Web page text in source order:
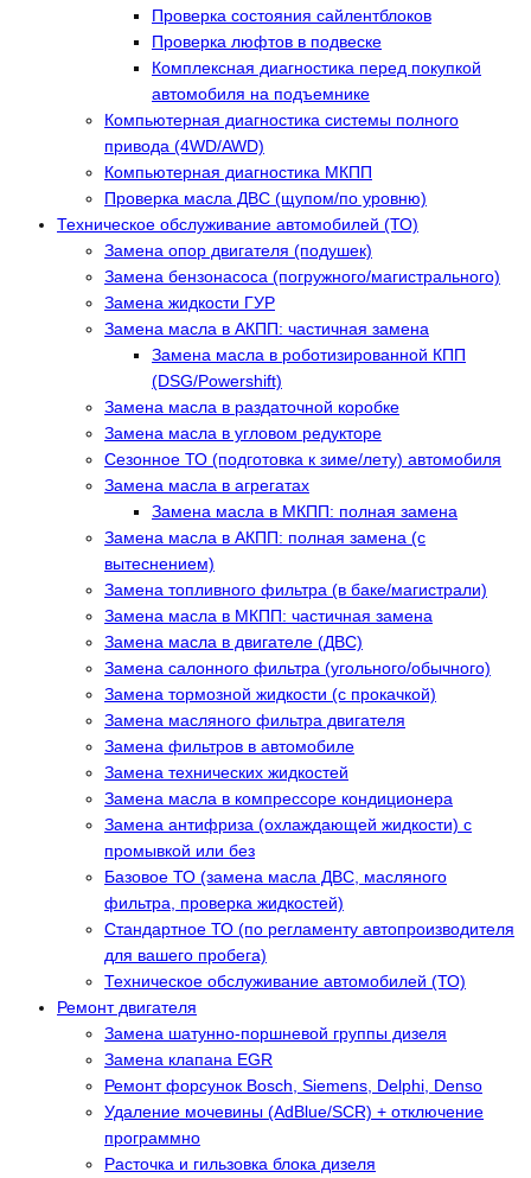
Проверка состояния сайлентблоков
Проверка люфтов в подвеске
Комплексная диагностика перед покупкой
автомобиля на подъемнике
Компьютерная диагностика системы полного
привода (4WD/AWD)
Компьютерная диагностика МКПП
Проверка масла ДВС (щупом/по уровню)
Техническое обслуживание автомобилей (ТО)
Замена опор двигателя (подушек)
Замена бензонасоса (погружного/магистрального)
Замена жидкости ГУР
Замена масла в АКПП: частичная замена
Замена масла в роботизированной КПП
(DSG/Powershift)
Замена масла в раздаточной коробке
Замена масла в угловом редукторе
Сезонное ТО (подготовка к зиме/лету) автомобиля
Замена масла в агрегатах
Замена масла в МКПП: полная замена
Замена масла в АКПП: полная замена (с
вытеснением)
Замена топливного фильтра (в баке/магистрали)
Замена масла в МКПП: частичная замена
Замена масла в двигателе (ДВС)
Замена салонного фильтра (угольного/обычного)
Замена тормозной жидкости (с прокачкой)
Замена масляного фильтра двигателя
Замена фильтров в автомобиле
Замена технических жидкостей
Замена масла в компрессоре кондиционера
Замена антифриза (охлаждающей жидкости) с
промывкой или без
Базовое ТО (замена масла ДВС, масляного
фильтра, проверка жидкостей)
Стандартное ТО (по регламенту автопроизводителя
для вашего пробега)
Техническое обслуживание автомобилей (ТО)
Ремонт двигателя
Замена шатунно-поршневой группы дизеля
Замена клапана EGR
Ремонт форсунок Bosch, Siemens, Delphi, Denso
Удаление мочевины (AdBlue/SCR) + отключение
программно
Расточка и гильзовка блока дизеля